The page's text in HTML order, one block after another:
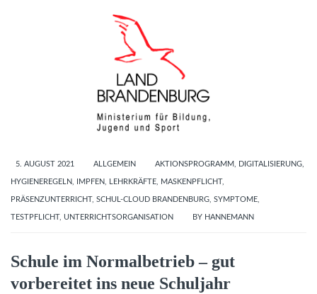
5. AUGUST 2021 ALLGEMEIN AKTIONSPROGRAMM, DIGITALISIERUNG,
HYGIENEREGELN, IMPFEN, LEHRKRÄFTE, MASKENPFLICHT,
PRÄSENZUNTERRICHT, SCHUL-CLOUD BRANDENBURG, SYMPTOME,
TESTPFLICHT, UNTERRICHTSORGANISATION BY HANNEMANN
Schule im Normalbetrieb – gut
vorbereitet ins neue Schuljahr